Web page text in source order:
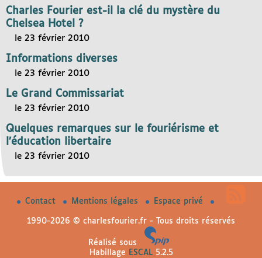
Charles Fourier est-il la clé du mystère du
Chelsea Hotel ?
le 23 février 2010
Informations diverses
le 23 février 2010
Le Grand Commissariat
le 23 février 2010
Quelques remarques sur le fouriérisme et
l’éducation libertaire
le 23 février 2010
Contact Mentions légales Espace privé
1990-2026 © charlesfourier.fr - Tous droits réservés
Réalisé sous
Habillage
ESCAL5.2.5